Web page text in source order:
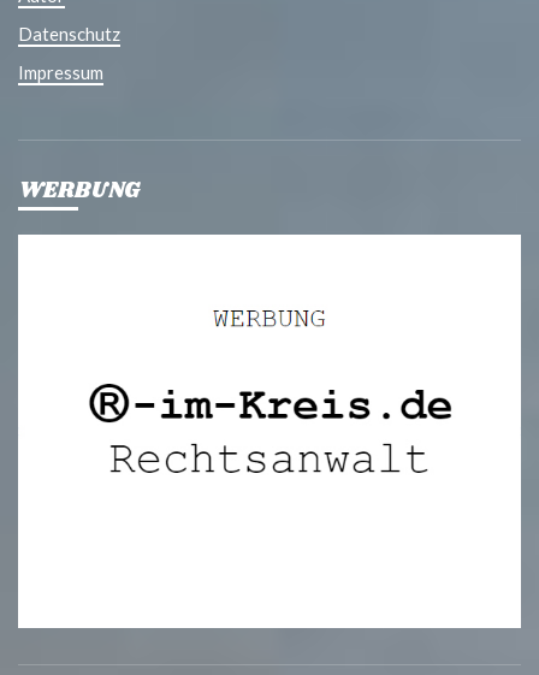
Datenschutz
Impressum
WERBUNG